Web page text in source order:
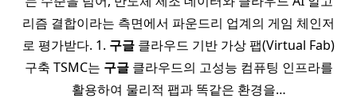
리즘 결합이라는 측면에서 파운드리 업계의 게임 체인저
로 평가받다. 1. 구글 클라우드 기반 가상 팹(Virtual Fab)
구축 TSMC는 구글클라우드의 고성능 컴퓨팅 인프라를
활용하여 물리적 팹과 똑같은 환경을…